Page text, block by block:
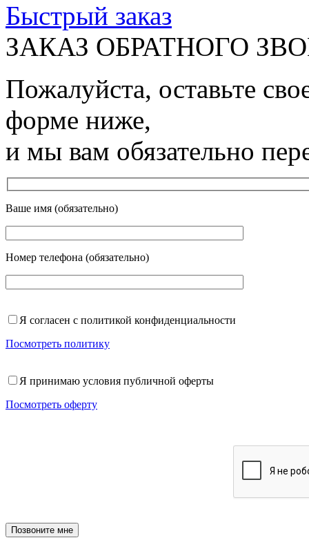
Быстрый заказ
ЗАКАЗ ОБРАТНОГО
Пожалуйста, оставьте
форме ниже,
и мы вам обязательно
Ваше имя (обязательно)
Номер телефона (обязательно)
Я согласен с политикой конфиденциальности
Посмотреть политику
Я принимаю условия публичной оферты
Посмотреть оферту